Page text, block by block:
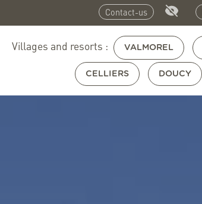
Contact-us
Villages and resorts : VALMOREL
CELLIERS DOUCY